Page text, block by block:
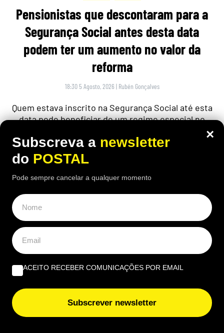
Pensionistas que descontaram para a
Segurança Social antes desta data
podem ter um aumento no valor da
reforma
18:30 5 Agosto, 2026 | Rubén Gonçalves
Quem estava inscrito na Segurança Social até esta
data pode beneficiar de um regime especial no
×
Subscreva a newsletter
do POSTAL
Pode sempre cancelar a qualquer momento
ACEITO RECEBER COMUNICAÇÕES POR EMAIL
Subscrever newsletter